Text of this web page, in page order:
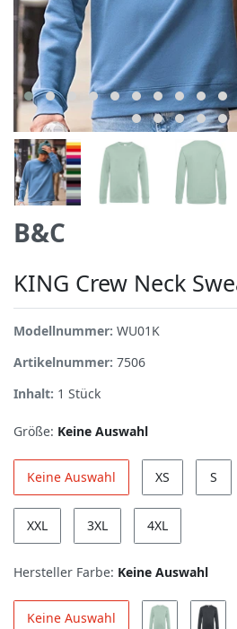
B&C
KING Crew Neck
Modellnummer: WU01K
Artikelnummer: 7506
Inhalt: 1 Stück
Größe: Keine Auswahl
Keine Auswahl XS S
XXL 3XL 4XL
Hersteller Farbe: Keine Auswahl
Keine Auswahl